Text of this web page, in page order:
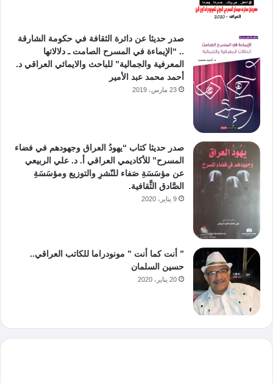
صدر حديثا عن دائرة الثقافة في حكومة الشارقة
.. “الإيماءة في المسرح الصامت ـ دلالاتها
المعرفية والجمالية” للباحث والايمائي العراقي د.
أحمد محمد عبد الأمير
23 مارس، 2019
صدر حديثا كتاب “يهودُ العراق وجهودهم في فضاء
المسرح” للأكاديمي العراقي أ. د. علي الربيعي
عن مؤسَسَةِ صَفاء للنّشرِ والتوزيع ومؤسَسَةِ
الصَّادق الثَّقافية.
9 يناير، 2020
” أنت كما أنت ” مونودراما للكاتب العراقي..
حسين السلمان
20 يناير، 2020